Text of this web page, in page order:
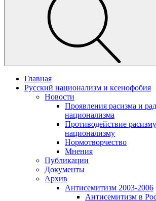
Главная
Русский национализм и ксенофобия
Новости
Проявления расизма и
национализма
Противодействие
национализму
Нормотворчество
Мнения
Публикации
Документы
Архив
Антисемитизм 2003-2006
Антисемитизм в